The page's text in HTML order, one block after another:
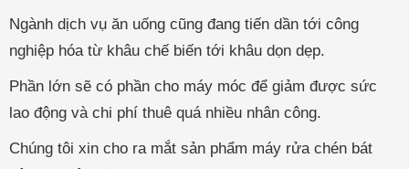
Ngành dịch vụ ăn uống cũng đang tiến dần tới công
nghiệp hóa từ khâu chế biến tới khâu dọn dẹp.
Phần lớn sẽ có phần cho máy móc để giảm được sức
lao động và chi phí thuê quá nhiều nhân công.
Chúng tôi xin cho ra mắt sản phẩm máy rửa chén bát